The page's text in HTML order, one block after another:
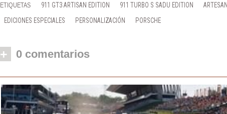
911 GT3 ARTISAN EDITION 911 TURBO S SADU EDITION
EDICIONES ESPECIALES
PERSONALIZACIÓN PORSCHE
+ 0 comentarios